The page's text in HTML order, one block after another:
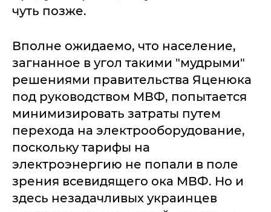
чуть позже.
Вполне ожидаемо, что население,
загнанное в угол такими "мудрыми"
решениями правительства Яценюка
под руководством МВФ, попытается
минимизировать затраты путем
перехода на электрооборудование,
поскольку тарифы на
электроэнергию не попали в поле
зрения всевидящего ока МВФ. Но и
здесь незадачливых украинцев